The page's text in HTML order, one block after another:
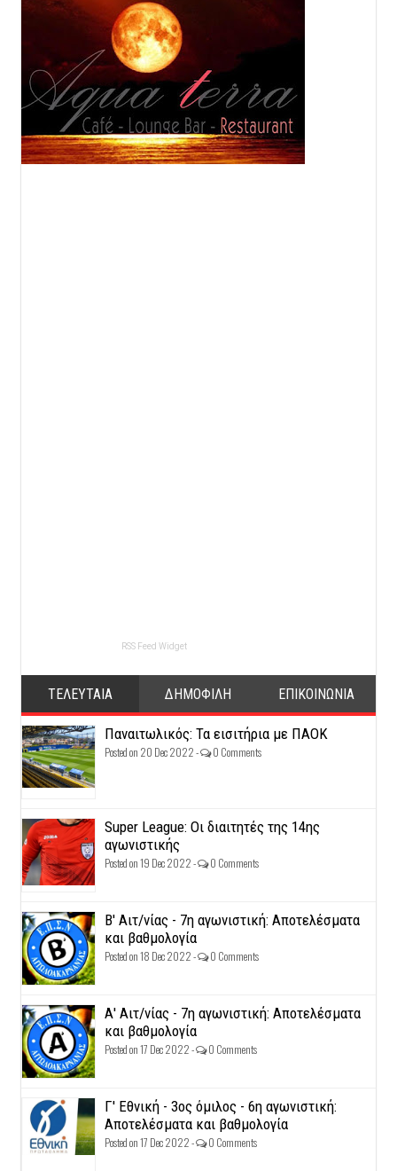
RSS Feed Widget
ΤΕΛΕΥΤΑΙΑ ΔΗΜΟΦΙΛΗ ΕΠΙΚΟΙΝΩΝΙΑ
Παναιτωλικός: Τα εισιτήρια με ΠΑΟΚ
Posted on 20 Dec 2022 - 0 Comments
Super League: Οι διαιτητές της 14ης
αγωνιστικής
Posted on 19 Dec 2022 - 0 Comments
Β' Αιτ/νίας - 7η αγωνιστική: Αποτελέσματα
και βαθμολογία
Posted on 18 Dec 2022 - 0 Comments
Α' Αιτ/νίας - 7η αγωνιστική: Αποτελέσματα
και βαθμολογία
Posted on 17 Dec 2022 - 0 Comments
Γ' Εθνική - 3ος όμιλος - 6η αγωνιστική:
Αποτελέσματα και βαθμολογία
Posted on 17 Dec 2022 - 0 Comments